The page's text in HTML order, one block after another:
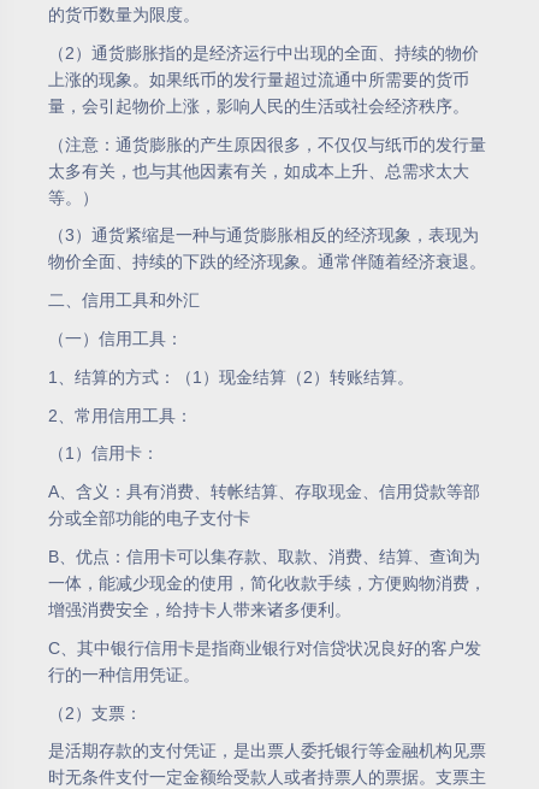
的货币数量为限度。
（2）通货膨胀指的是经济运行中出现的全面、持续的物价
上涨的现象。如果纸币的发行量超过流通中所需要的货币
量，会引起物价上涨，影响人民的生活或社会经济秩序。
（注意：通货膨胀的产生原因很多，不仅仅与纸币的发行量
太多有关，也与其他因素有关，如成本上升、总需求太大
等。）
（3）通货紧缩是一种与通货膨胀相反的经济现象，表现为
物价全面、持续的下跌的经济现象。通常伴随着经济衰退。
二、信用工具和外汇
（一）信用工具：
1、结算的方式：（1）现金结算（2）转账结算。
2、常用信用工具：
（1）信用卡：
A、含义：具有消费、转帐结算、存取现金、信用贷款等部
分或全部功能的电子支付卡
B、优点：信用卡可以集存款、取款、消费、结算、查询为
一体，能减少现金的使用，简化收款手续，方便购物消费，
增强消费安全，给持卡人带来诸多便利。
C、其中银行信用卡是指商业银行对信贷状况良好的客户发
行的一种信用凭证。
（2）支票：
是活期存款的支付凭证，是出票人委托银行等金融机构见票
时无条件支付一定金额给受款人或者持票人的票据。支票主